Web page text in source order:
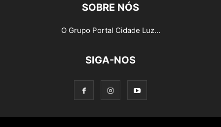
SOBRE NÓS
O Grupo Portal Cidade Luz...
SIGA-NOS